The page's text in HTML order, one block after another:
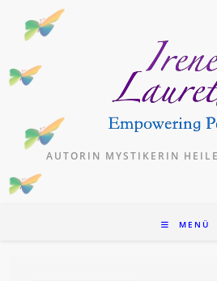
Inhalt
AUTORIN MYSTIKERIN
MENÜ